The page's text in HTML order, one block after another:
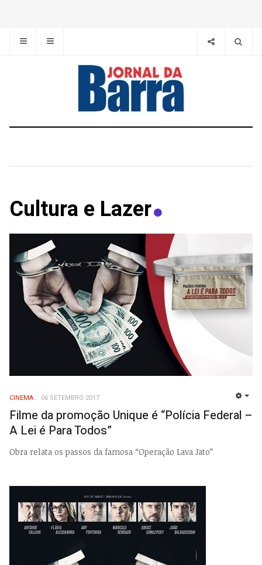
Cultura e Lazer
CINEMA 06 SETEMBRO 2017
Filme da promoção Unique é “Polícia Federal –
A Lei é Para Todos”
Obra relata os passos da famosa “Operação Lava Jato”